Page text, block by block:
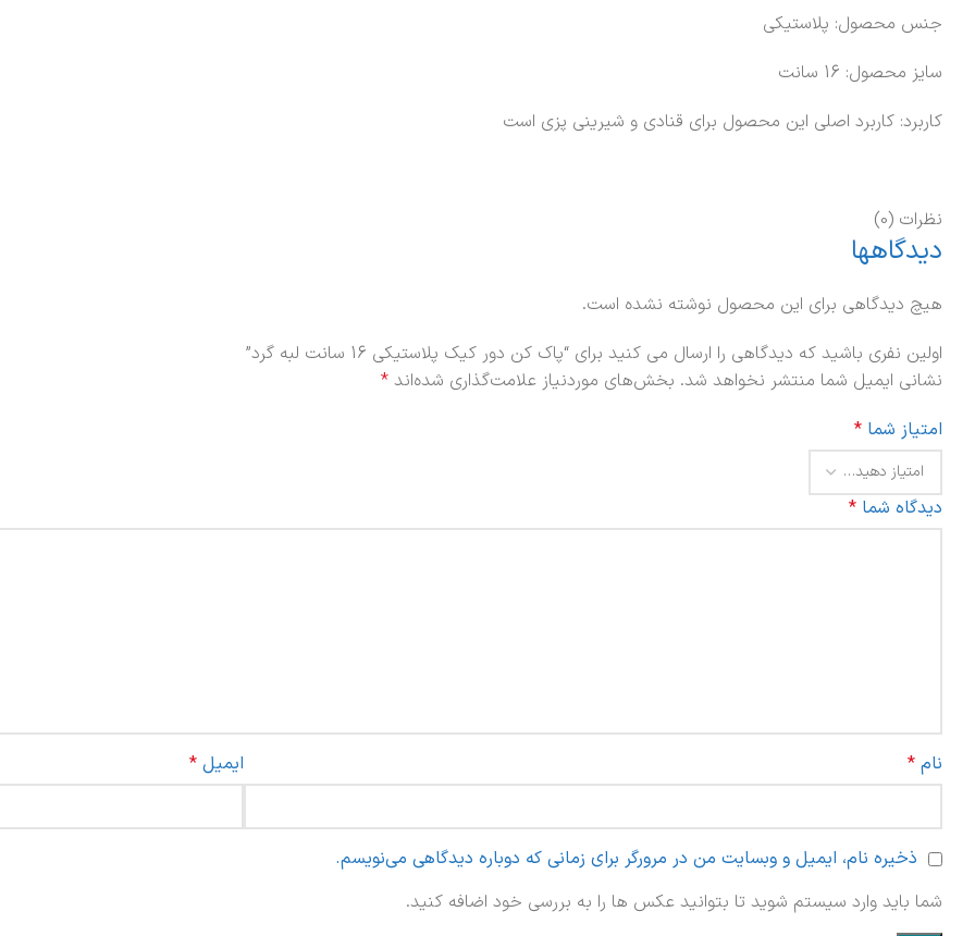
جنس محصول: پلاستیکی
سایز محصول: 16 سانت
کاربرد: کاربرد اصلی این محصول برای قنادی و شیرینی پزی است
نظرات (0)
دیدگاهها
هیچ دیدگاهی برای این محصول نوشته نشده است.
اولین نفری باشید که دیدگاهی را ارسال می کنید برای “پاک کن دور کیک پلاستیکی 16 سانت لبه گرد”
نشانی ایمیل شما منتشر نخواهد شد. بخش‌های موردنیاز علامت‌گذاری شده‌اند *
امتیاز شما *
دیدگاه شما *
نام * ایمیل *
ذخیره نام، ایمیل و وبسایت من در مرورگر برای زمانی که دوباره دیدگاهی می‌نویسم.
شما باید وارد سیستم شوید تا بتوانید عکس ها را به بررسی خود اضافه کنید.